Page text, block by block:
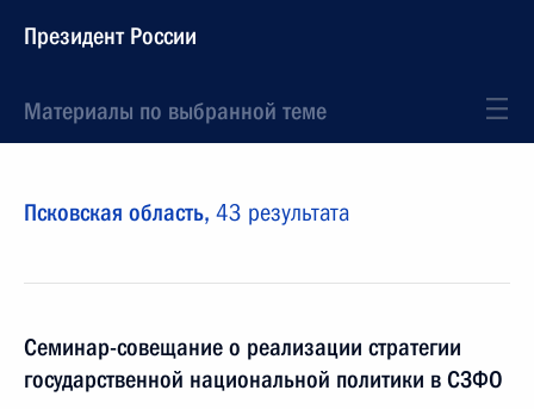
Президент России
Материалы по выбранной теме
Псковская область, 43 результата
Семинар-совещание о реализации стратегии
государственной национальной политики в СЗФО